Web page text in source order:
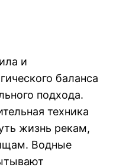
и
баланса
подхода.
техника
жизнь рекам,
Водные